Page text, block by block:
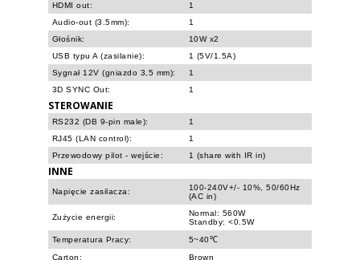
HDMI out:
1
Audio-out (3.5mm):
1
Głośnik:
10W x2
USB typu A (zasilanie):
1 (5V/1.5A)
Sygnał 12V (gniazdo 3,5 mm):
1
3D SYNC Out:
1
STEROWANIE
RS232 (DB 9-pin male):
1
RJ45 (LAN control):
1
Przewodowy pilot - wejście:
1 (share with IR in)
INNE
Napięcie zasilacza:
100-240V+/- 10%, 50/60Hz
(AC in)
Zużycie energii:
Normal: 560W
Standby: <0.5W
Temperatura Pracy:
5~40℃
Carton:
Brown